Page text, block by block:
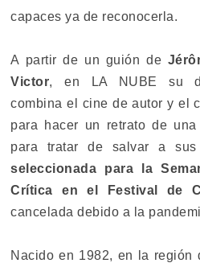
capaces ya de reconocerla.
A partir de un guión de
Victor, en LA NUBE su
combina el cine de autor y el
para hacer un retrato de
para tratar de salvar a
seleccionada para la
Crítica en el Festival de
cancelada debido a la
Nacido en 1982, en la